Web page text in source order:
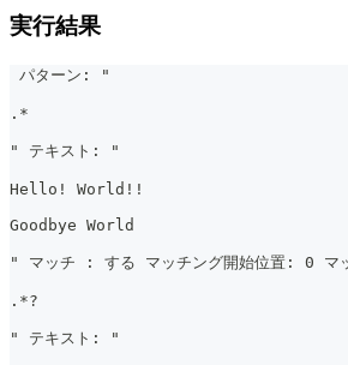
実行結果
パターン: "
.*
" テキスト: "
Hello! World!!
Goodbye World
" マッチ : する マッチング開始位置: 0 マ
.*?
" テキスト: "